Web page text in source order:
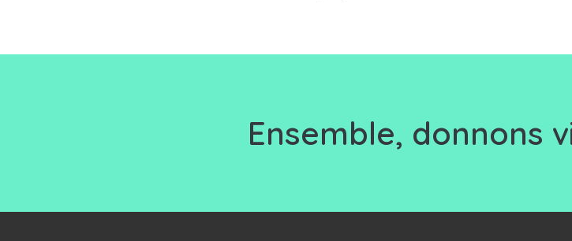
Ensemble, donnons